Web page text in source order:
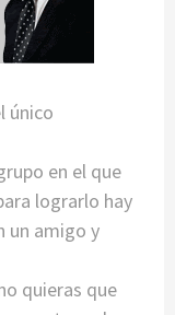
único
en el que
lograrlo hay
un amigo y
quieras que